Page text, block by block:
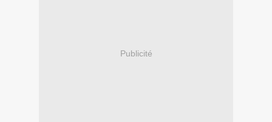
Publicité